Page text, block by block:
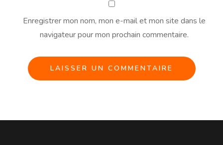
Enregistrer mon nom, mon e-mail et mon site dans le
navigateur pour mon prochain commentaire.